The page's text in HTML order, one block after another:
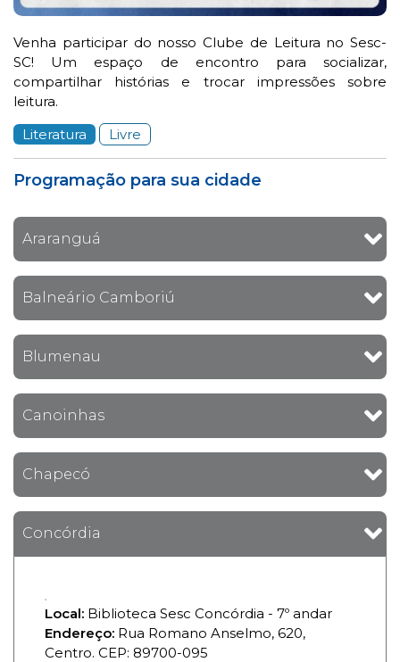
Venha participar do nosso Clube de Leitura no Sesc-
SC! Um espaço de encontro para socializar,
compartilhar histórias e trocar impressões sobre
leitura.
Literatura
Livre
Programação para sua cidade
Araranguá
Balneário Camboriú
Blumenau
Canoinhas
Chapecó
Concórdia
Local: Biblioteca Sesc Concórdia - 7º andar
Endereço: Rua Romano Anselmo, 620,
Centro. CEP: 89700-095